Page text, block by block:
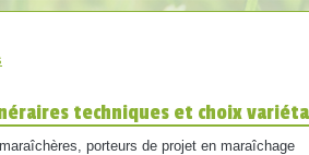
techniques et choix
porteurs de projet en maraîchage